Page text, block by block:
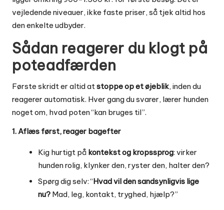
vejledende niveauer, ikke faste priser, så tjek altid hos
den enkelte udbyder.
Sådan reagerer du klogt på
poteadfærden
Første skridt er altid atstoppe op et øjeblik, inden du
reagerer automatisk. Hver gang du svarer, lærer hunden
noget om, hvad poten “kan bruges til”.
1. Aflæs først, reager bagefter
Kig hurtigt på kontekst og kropssprog: virker
hunden rolig, klynker den, ryster den, halter den?
Spørg dig selv: “Hvad vil den sandsynligvis lige
nu? Mad, leg, kontakt, tryghed, hjælp?”